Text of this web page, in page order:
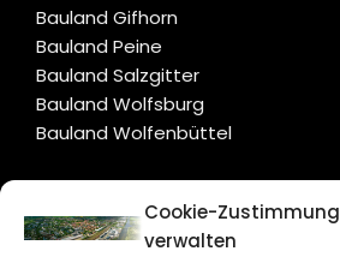
Cookie-Zustimmung
verwalten
Bauland Gifhorn
Bauland Peine
Bauland Salzgitter
Bauland Wolfsburg
Bauland Wolfenbüttel
CITYLIFE!